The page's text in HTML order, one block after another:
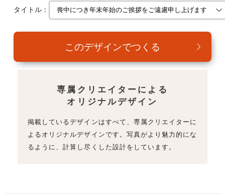
タイトル：
専属クリエイターによる
オリジナルデザイン
掲載しているデザインはすべて、専属クリエイターに
よるオリジナルデザインです。写真がより魅力的にな
るように、計算し尽くした設計をしています。